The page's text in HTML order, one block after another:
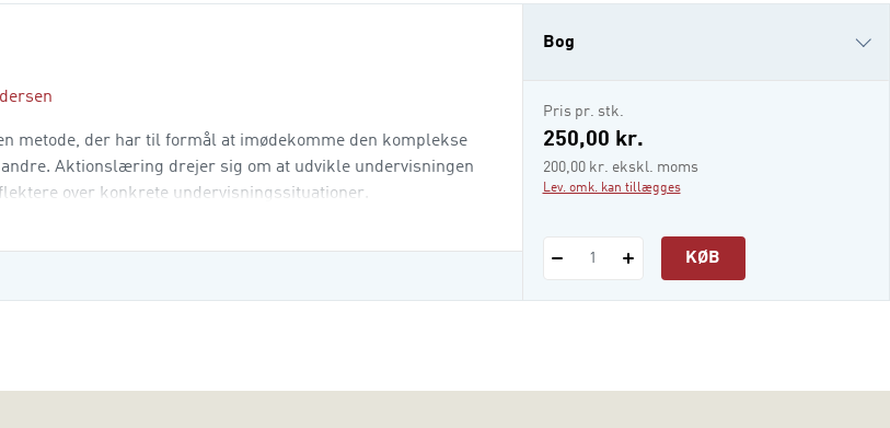
der har til formål at imødekomme den komplekse
Aktionslæring drejer sig om at udvikle undervisningen
over konkrete undervisningssituationer.
Bog
i-bog
Pris pr. stk.
250,00 kr.
200,00 kr. ekskl. moms
Lev. omk. kan tillægges
1 KØB